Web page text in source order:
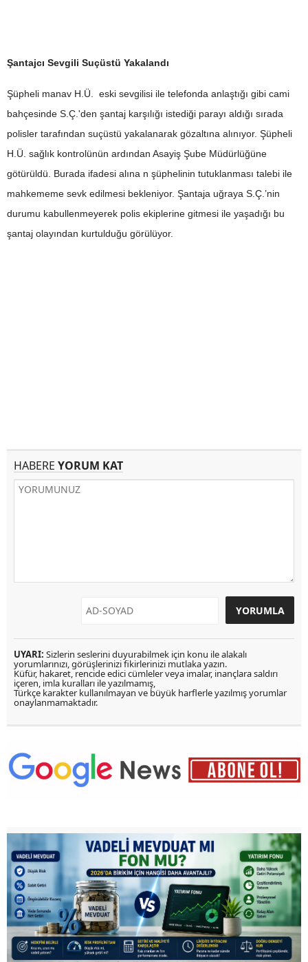
Şantajcı Sevgili Suçüstü Yakalandı
Şüpheli manav H.Ü. eski sevgilisi ile telefonda anlaştığı gibi cami
bahçesinde S.Ç.'den şantaj karşılığı istediği parayı aldığı sırada
polisler tarafından suçüstü yakalanarak gözaltına alınıyor. Şüpheli
H.Ü. sağlık kontrolünün ardından Asayiş Şube Müdürlüğüne
götürüldü. Burada ifadesi alına n şüphelinin tutuklanması talebi ile
mahkememe sevk edilmesi bekleniyor. Şantaja uğraya S.Ç.’nin
durumu kabullenmeyerek polis ekiplerine gitmesi ile yaşadığı bu
şantaj olayından kurtulduğu görülüyor.
HABERE YORUM KAT
UYARI: Sizlerin seslerini duyurabilmek için konu ile alakalı
yorumlarınızı, görüşlerinizi fikirlerinizi mutlaka yazın.
Küfür, hakaret, rencide edici cümleler veya imalar, inançlara saldırı
içeren, imla kuralları ile yazılmamış,
Türkçe karakter kullanılmayan ve büyük harflerle yazılmış yorumlar
onaylanmamaktadır.